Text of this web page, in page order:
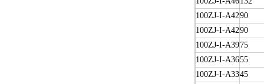
100ZJ-I-A4290
100ZJ-I-A4290
100ZJ-I-A3975
100ZJ-I-A3655
100ZJ-I-A3345